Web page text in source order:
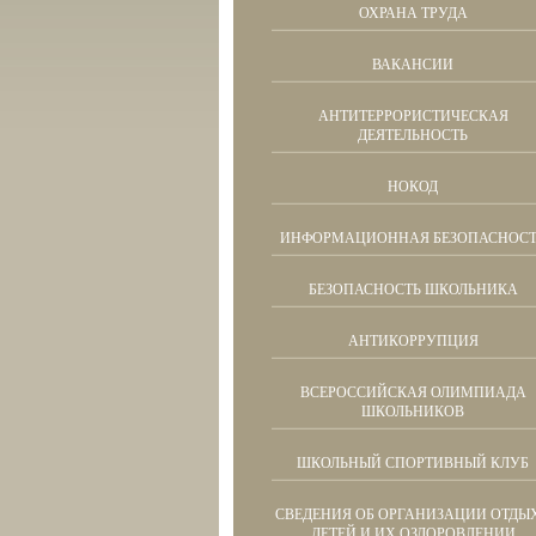
ОХРАНА ТРУДА
ВАКАНСИИ
АНТИТЕРРОРИСТИЧЕСКАЯ
ДЕЯТЕЛЬНОСТЬ
НОКОД
ИНФОРМАЦИОННАЯ
БЕЗОПАСНОСТЬ ШКОЛЬНИКА
АНТИКОРРУПЦИЯ
ВСЕРОССИЙСКАЯ ОЛИМПИАДА
ШКОЛЬНИКОВ
ШКОЛЬНЫЙ СПОРТИВНЫЙ КЛУБ
СВЕДЕНИЯ ОБ ОРГАНИЗАЦИИ